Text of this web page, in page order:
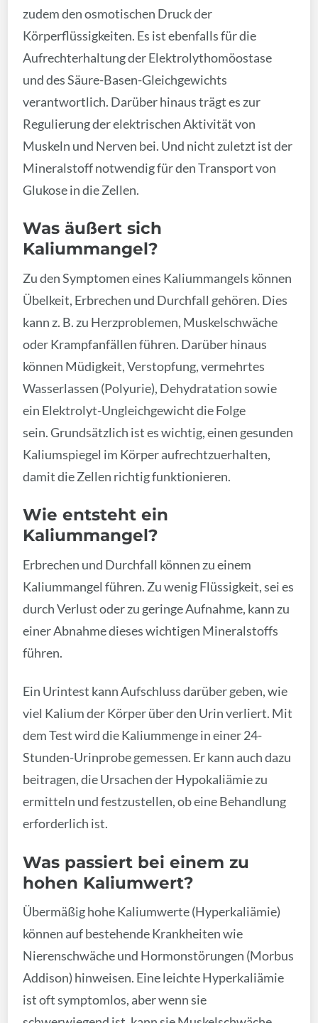
zudem den osmotischen Druck der
Körperflüssigkeiten. Es ist ebenfalls für die
Aufrechterhaltung der Elektrolythomöostase
und des Säure-Basen-Gleichgewichts
verantwortlich. Darüber hinaus trägt es zur
Regulierung der elektrischen Aktivität von
Muskeln und Nerven bei. Und nicht zuletzt ist der
Mineralstoff notwendig für den Transport von
Glukose in die Zellen.
Was äußert sich
Kaliummangel?
Zu den Symptomen eines Kaliummangels können
Übelkeit, Erbrechen und Durchfall gehören. Dies
kann z. B. zu Herzproblemen, Muskelschwäche
oder Krampfanfällen führen. Darüber hinaus
können Müdigkeit, Verstopfung, vermehrtes
Wasserlassen (Polyurie), Dehydratation sowie
ein Elektrolyt-Ungleichgewicht die Folge
sein. Grundsätzlich ist es wichtig, einen gesunden
Kaliumspiegel im Körper aufrechtzuerhalten,
damit die Zellen richtig funktionieren.
Wie entsteht ein
Kaliummangel?
Erbrechen und Durchfall können zu einem
Kaliummangel führen. Zu wenig Flüssigkeit, sei es
durch Verlust oder zu geringe Aufnahme, kann zu
einer Abnahme dieses wichtigen Mineralstoffs
führen.
Ein Urintest kann Aufschluss darüber geben, wie
viel Kalium der Körper über den Urin verliert. Mit
dem Test wird die Kaliummenge in einer 24-
Stunden-Urinprobe gemessen. Er kann auch dazu
beitragen, die Ursachen der Hypokaliämie zu
ermitteln und festzustellen, ob eine Behandlung
erforderlich ist.
Was passiert bei einem zu
hohen Kaliumwert?
Übermäßig hohe Kaliumwerte (Hyperkaliämie)
können auf bestehende Krankheiten wie
Nierenschwäche und Hormonstörungen (Morbus
Addison) hinweisen. Eine leichte Hyperkaliämie
ist oft symptomlos, aber wenn sie